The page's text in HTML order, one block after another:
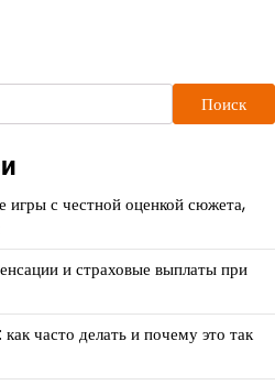
Поиск
игры с честной оценкой сюжета,
и страховые выплаты при
часто делать и почему это так